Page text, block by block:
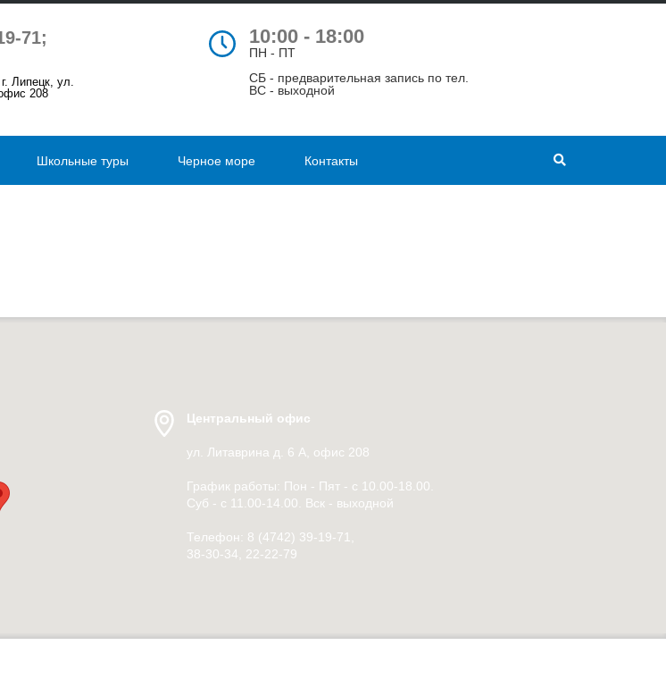
71;
Липецк, ул.
208
10:00 - 18:00
ПН - ПТ
СБ - предварительная запись по тел.
ВС - выходной
Школьные туры Черное море Контакты
Центральный офис
ул. Литаврина д. 6 А, офис 208
График работы: Пон - Пят - с 10.00-18.00.
Суб - с 11.00-14.00. Вск - выходной
Телефон: 8 (4742) 39-19-71,
38-30-34, 22-22-79